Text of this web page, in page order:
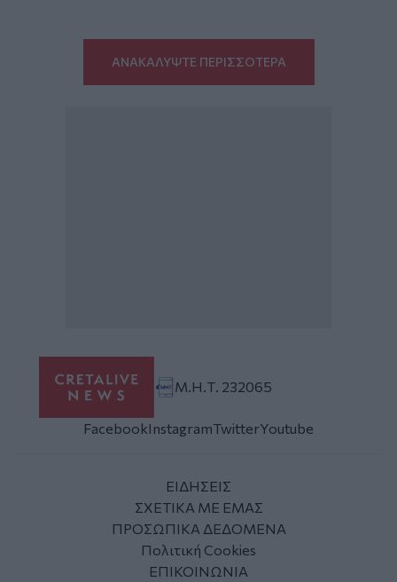
ΑΝΑΚΑΛΥΨΤΕ ΠΕΡΙΣΣΟΤΕΡΑ
Μ.Η.Τ. 232065
FacebookInstagramTwitterYoutube
ΕΙΔΗΣΕΙΣ
ΣΧΕΤΙΚΑ ΜΕ ΕΜΑΣ
ΠΡΟΣΩΠΙΚΑ ΔΕΔΟΜΕΝΑ
Πολιτική Cookies
ΕΠΙΚΟΙΝΩΝΙΑ